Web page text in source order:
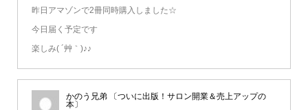
昨日アマゾンで2冊同時購入しました☆
今日届く予定です
楽しみ( ´艸｀)♪♪
かのう兄弟 〔ついに出版！サロン開業＆売上アップの
本〕